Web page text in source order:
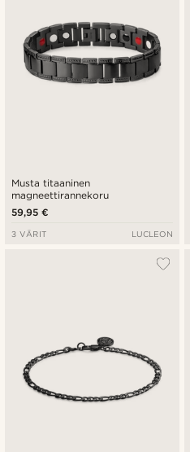
Musta titaaninen
magneettirannekoru
59,95 €
3 VÄRIT LUCLEON